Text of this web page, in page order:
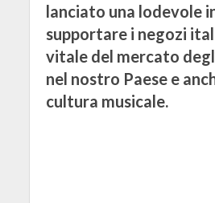
lanciato una lodevole
supportare i negozi
vitale del mercato
nel nostro Paese e
cultura musicale.